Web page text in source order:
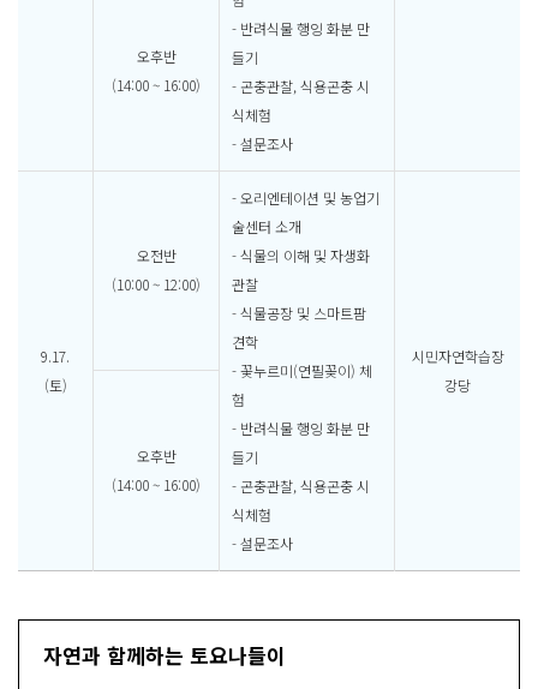
- 반려식물 행잉 화분 만
들기
- 곤충관찰, 식용곤충 시
식체험
- 설문조사
오후반
(14:00 ~ 16:00)
9.17.
(토)
오전반
(10:00 ~ 12:00)
- 오리엔테이션 및 농업기
술센터 소개
- 식물의 이해 및 자생화
관찰
- 식물공장 및 스마트팜
견학
- 꽃누르미(연필꽂이) 체
험
- 반려식물 행잉 화분 만
들기
- 곤충관찰, 식용곤충 시
식체험
- 설문조사
시민자연학습장
강당
오후반
(14:00 ~ 16:00)
자연과 함께하는 토요나들이